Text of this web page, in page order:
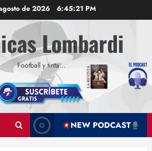
de 2026 6:45:22 PM
Lombardi
Football y tinta…
NEW PODCAST